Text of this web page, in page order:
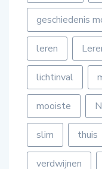
geschiedenis
leren
lichtinval
mooiste
slim thuis
verdwijnen